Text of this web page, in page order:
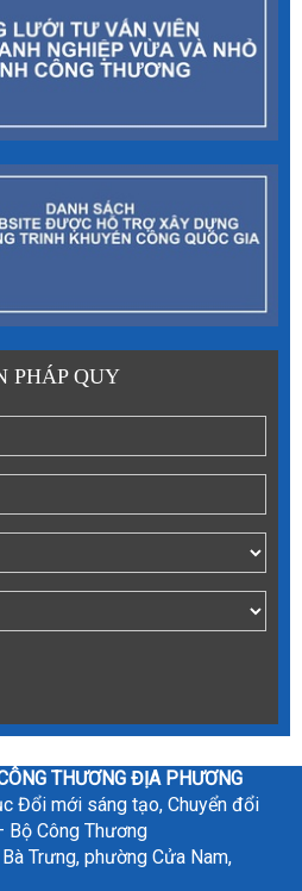
PHÁP QUY
THƯƠNG ĐỊA PHƯƠNG
Đổi mới sáng tạo, Chuyển đổi
Bộ Công Thương
Trưng, phường Cửa Nam,